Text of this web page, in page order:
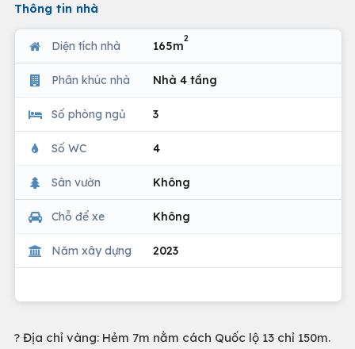
Thông tin nhà
Diện tích nhà 165m
2
Phân khúc nhà Nhà 4 tầng
Số phòng ngủ 3
Số WC 4
Sân vườn Không
Chỗ để xe Không
Năm xây dựng 2023
? Địa chỉ vàng: Hẻm 7m nằm cách Quốc lộ 13 chỉ 150m.